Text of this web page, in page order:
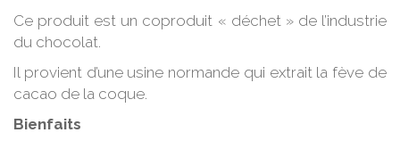
Ce produit est un coproduit « déchet » de l’industrie
du chocolat.
Il provient d’une usine normande qui extrait la fève de
cacao de la coque.
Bienfaits